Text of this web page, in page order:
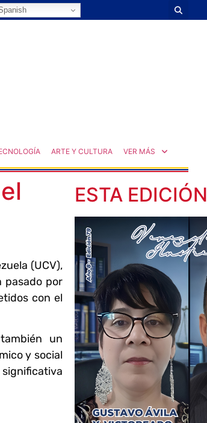
ARTE Y CULTURA VER MÁS
(UCV),
pasado por
con el
un
y social
ESTA EDICIÓN